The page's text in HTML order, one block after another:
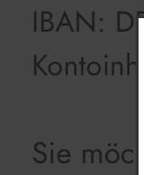
IBAN:
Sie